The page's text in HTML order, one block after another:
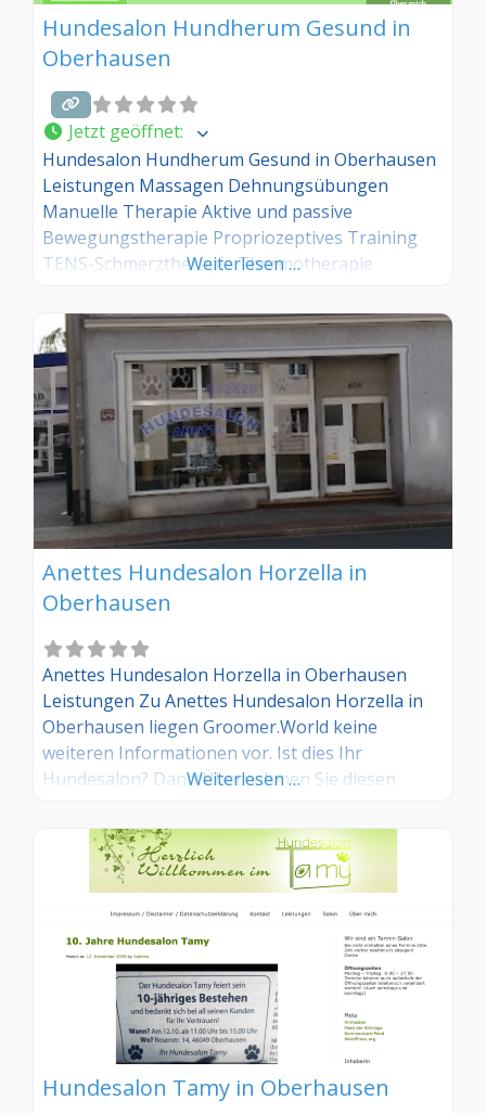
Hundesalon Hundherum Gesund in
Oberhausen
Jetzt geöffnet:
Hundesalon Hundherum Gesund in Oberhausen
Leistungen Massagen Dehnungsübungen
Manuelle Therapie Aktive und passive
Bewegungstherapie Propriozeptives Training
TENS-Schmerztherapie Thermotherapie
Weiterlesen …
Anettes Hundesalon Horzella in
Oberhausen
Anettes Hundesalon Horzella in Oberhausen
Leistungen Zu Anettes Hundesalon Horzella in
Oberhausen liegen Groomer.World keine
weiteren Informationen vor. Ist dies Ihr
Hundesalon? Dann Übernehmen Sie diesen
Informationen ein. Sind Sie Kunde in diesem
Hundesalon, dann teilen Sie uns Ihre
Erfahrungen über die Kommentarfunktion gerne
Weiterlesen …
Hundesalon Tamy in Oberhausen